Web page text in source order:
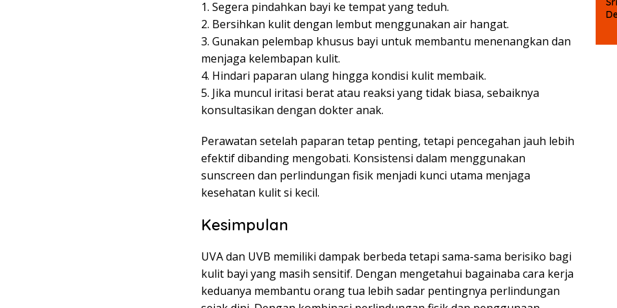
1. Segera pindahkan bayi ke tempat yang teduh.
2. Bersihkan kulit dengan lembut menggunakan air hangat.
3. Gunakan pelembap khusus bayi untuk membantu menenangkan dan
menjaga kelembapan kulit.
4. Hindari paparan ulang hingga kondisi kulit membaik.
5. Jika muncul iritasi berat atau reaksi yang tidak biasa, sebaiknya
konsultasikan dengan dokter anak.
Perawatan setelah paparan tetap penting, tetapi pencegahan jauh lebih
efektif dibanding mengobati. Konsistensi dalam menggunakan
sunscreen dan perlindungan fisik menjadi kunci utama menjaga
kesehatan kulit si kecil.
Kesimpulan
UVA dan UVB memiliki dampak berbeda tetapi sama-sama berisiko bagi
kulit bayi yang masih sensitif. Dengan mengetahui bagainaba cara kerja
keduanya membantu orang tua lebih sadar pentingnya perlindungan